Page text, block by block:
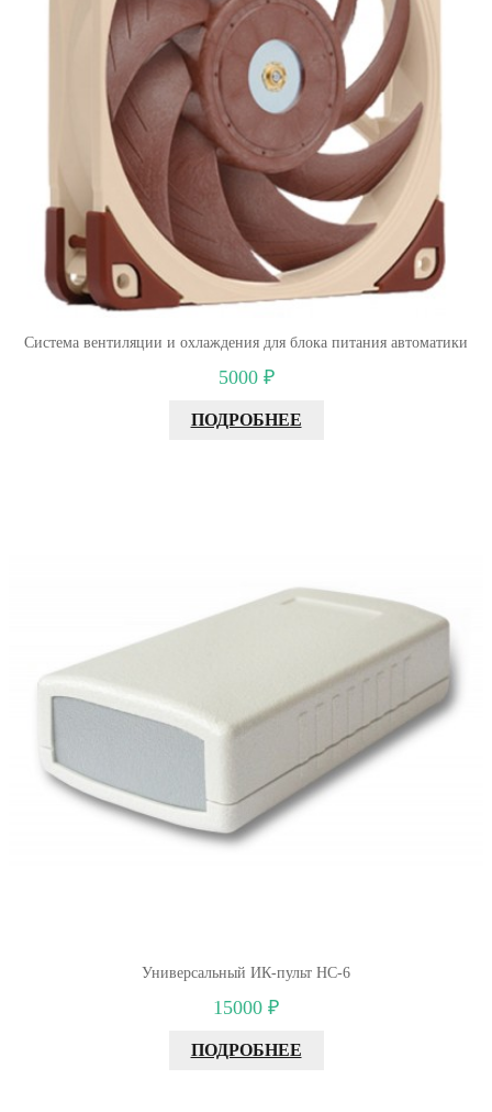
Система вентиляции и охлаждения для блока питания автоматики
5000 ₽
ПОДРОБНЕЕ
Универсальный ИК-пульт HC-6
15000 ₽
ПОДРОБНЕЕ